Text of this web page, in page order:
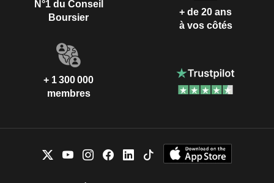
N°1 du Conseil
Boursier
+ de 20 ans
à vos côtés
+ 1 300 000
membres